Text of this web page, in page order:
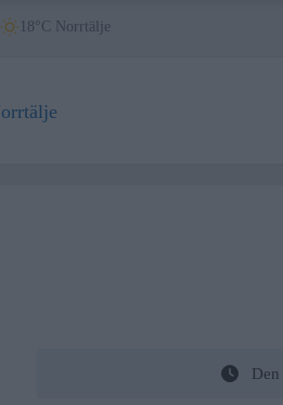
18°C Norrtälje